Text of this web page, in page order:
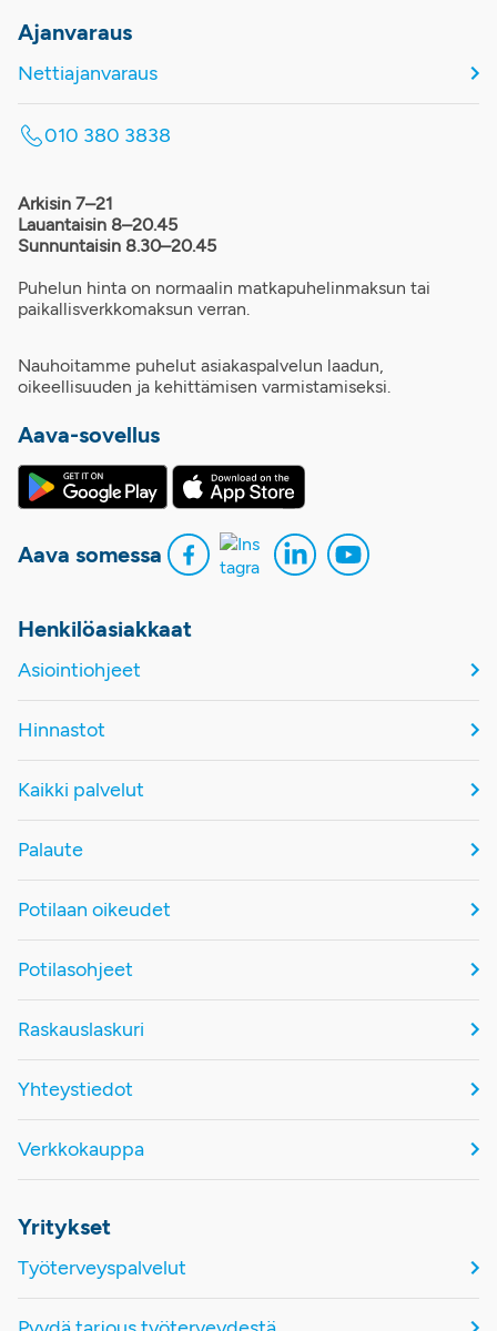
Ajanvaraus
Nettiajanvaraus
010 380 3838
Arkisin 7–21
Lauantaisin 8–20.45
Sunnuntaisin 8.30–20.45
Puhelun hinta on normaalin matkapuhelinmaksun tai
paikallisverkkomaksun verran.
Nauhoitamme puhelut asiakaspalvelun laadun,
oikeellisuuden ja kehittämisen varmistamiseksi.
Aava-sovellus
Aava somessa
Henkilöasiakkaat
Asiointiohjeet
Hinnastot
Kaikki palvelut
Palaute
Potilaan oikeudet
Potilasohjeet
Raskauslaskuri
Yhteystiedot
Verkkokauppa
Yritykset
Työterveyspalvelut